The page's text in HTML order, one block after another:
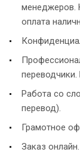
менеджеров.
оплата
переводчики.
Работа со
перевод).
Грамотное
Заказ